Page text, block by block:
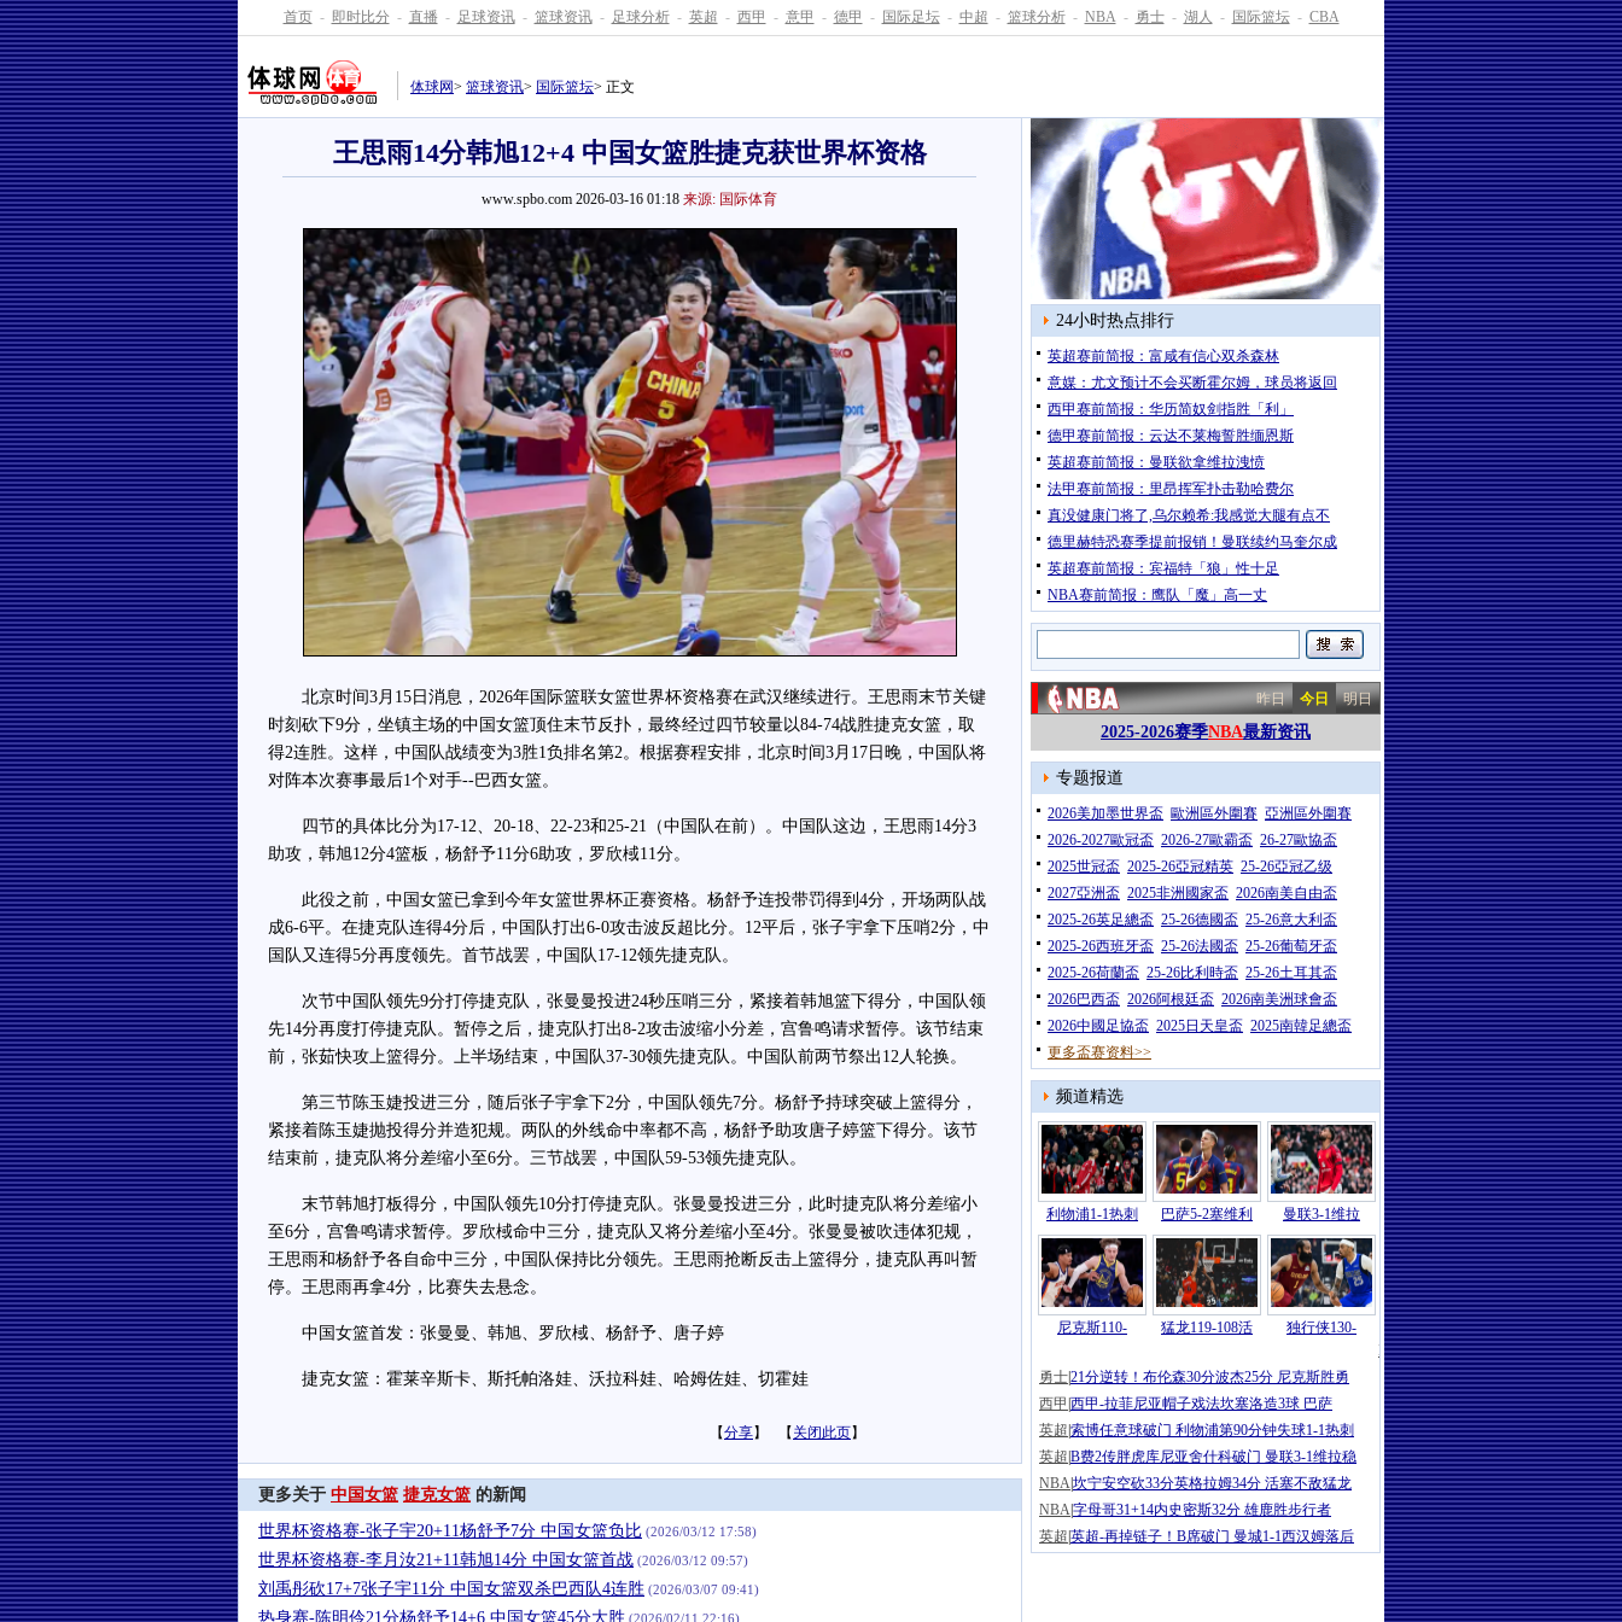
首页 - 即时比分 - 直播 - 足球资讯 - 篮球资讯 - 足球分析 - 英超 - 西甲 - 意甲 - 德甲 - 国际足坛 - 中超 - 篮球分析 - NBA - 勇士 - 湖人 - 国际篮坛 - CBA
体球网> 篮球资讯> 国际篮坛> 正文
王思雨14分韩旭12+4 中国女篮胜捷克获世界杯资格
www.spbo.com 2026-03-16 01:18 来源: 国际体育
北京时间3月15日消息，2026年国际篮联女篮世界杯资格赛在武汉继续进行。王思雨末节关键
时刻砍下9分，坐镇主场的中国女篮顶住末节反扑，最终经过四节较量以84-74战胜捷克女篮，取
得2连胜。这样，中国队战绩变为3胜1负排名第2。根据赛程安排，北京时间3月17日晚，中国队将
对阵本次赛事最后1个对手--巴西女篮。
四节的具体比分为17-12、20-18、22-23和25-21（中国队在前）。中国队这边，王思雨14分3
助攻，韩旭12分4篮板，杨舒予11分6助攻，罗欣棫11分。
此役之前，中国女篮已拿到今年女篮世界杯正赛资格。杨舒予连投带罚得到4分，开场两队战
成6-6平。在捷克队连得4分后，中国队打出6-0攻击波反超比分。12平后，张子宇拿下压哨2分，中
国队又连得5分再度领先。首节战罢，中国队17-12领先捷克队。
次节中国队领先9分打停捷克队，张曼曼投进24秒压哨三分，紧接着韩旭篮下得分，中国队领
先14分再度打停捷克队。暂停之后，捷克队打出8-2攻击波缩小分差，宫鲁鸣请求暂停。该节结束
前，张茹快攻上篮得分。上半场结束，中国队37-30领先捷克队。中国队前两节祭出12人轮换。
第三节陈玉婕投进三分，随后张子宇拿下2分，中国队领先7分。杨舒予持球突破上篮得分，
紧接着陈玉婕抛投得分并造犯规。两队的外线命中率都不高，杨舒予助攻唐子婷篮下得分。该节
结束前，捷克队将分差缩小至6分。三节战罢，中国队59-53领先捷克队。
末节韩旭打板得分，中国队领先10分打停捷克队。张曼曼投进三分，此时捷克队将分差缩小
至6分，宫鲁鸣请求暂停。罗欣棫命中三分，捷克队又将分差缩小至4分。张曼曼被吹违体犯规，
王思雨和杨舒予各自命中三分，中国队保持比分领先。王思雨抢断反击上篮得分，捷克队再叫暂
停。王思雨再拿4分，比赛失去悬念。
中国女篮首发：张曼曼、韩旭、罗欣棫、杨舒予、唐子婷
捷克女篮：霍莱辛斯卡、斯托帕洛娃、沃拉科娃、哈姆佐娃、切霍娃
【分享】 【 关闭此页】
更多关于 中国女篮 捷克女篮 的新闻
世界杯资格赛-张子宇20+11杨舒予7分 中国女篮负比 (2026/03/12 17:58)
世界杯资格赛-李月汝21+11韩旭14分 中国女篮首战 (2026/03/12 09:57)
刘禹彤砍17+7张子宇11分 中国女篮双杀巴西队4连胜 (2026/03/07 09:41)
热身赛-陈明伶21分杨舒予14+6 中国女篮45分大胜 (2026/02/11 22:16)
24小时热点排行
英超赛前简报：富咸有信心双杀森林
意媒：尤文预计不会买断霍尔姆，球员将返回
西甲赛前简报：华历简奴剑指胜「利」
德甲赛前简报：云达不莱梅誓胜缅恩斯
英超赛前简报：曼联欲拿维拉洩愤
法甲赛前简报：里昂挥军扑击勒哈费尔
真没健康门将了,乌尔赖希:我感觉大腿有点不
德里赫特恐赛季提前报销！曼联续约马奎尔成
英超赛前简报：宾福特「狼」性十足
NBA赛前简报：鹰队「魔」高一丈
昨日 今日 明日
2025-2026赛季NBA最新资讯
专题报道
2026美加墨世界盃 歐洲區外圍賽 亞洲區外圍賽
2026-2027歐冠盃 2026-27歐霸盃 26-27歐協盃
2025世冠盃 2025-26亞冠精英 25-26亞冠乙级
2027亞洲盃 2025非洲國家盃 2026南美自由盃
2025-26英足總盃 25-26德國盃 25-26意大利盃
2025-26西班牙盃 25-26法國盃 25-26葡萄牙盃
2025-26荷蘭盃 25-26比利時盃 25-26土耳其盃
2026巴西盃 2026阿根廷盃 2026南美洲球會盃
2026中國足協盃 2025日天皇盃 2025南韓足總盃
更多盃赛资料>>
频道精选
利物浦1-1热刺 巴萨5-2塞维利 曼联3-1维拉
尼克斯110- 猛龙119-108活
独行侠130-
NBA |哈登仅13分弗拉格27+10 骑士爆
勇士21分逆转！布伦森30分波杰25分 尼克斯胜勇
西甲 西甲-拉菲尼亚帽子戏法坎塞洛造3球 巴萨
英超 索博任意球破门 利物浦第90分钟失球1-1热刺
英超 B费2传胖虎库尼亚舍什科破门 曼联3-1维拉稳
NBA坎宁安空砍33分英格拉姆34分 活塞不敌猛龙
NBA字母哥31+14内史密斯32分 雄鹿胜步行者
英超 英超-再掉链子！B席破门 曼城1-1西汉姆落后